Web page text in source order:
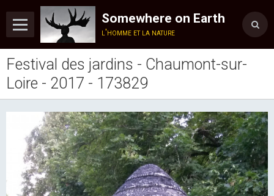
Somewhere on Earth
l'homme et la nature
Accueil
Présentation
Blog
Album
Vidéos
Musique
Festival des jardins - Chaumont-sur-
Loire - 2017 - 173829